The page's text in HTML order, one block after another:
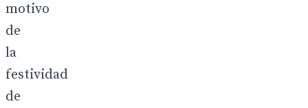
motivo
de
la
festividad
de